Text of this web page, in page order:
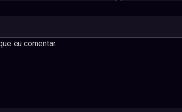
eu comentar.